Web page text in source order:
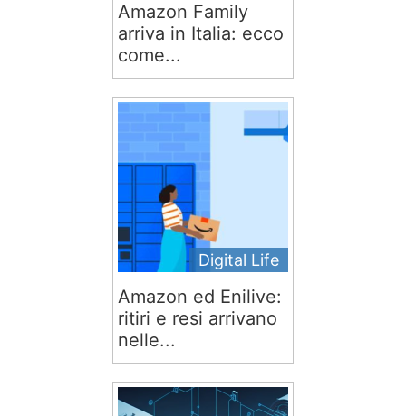
Amazon Family
arriva in Italia: ecco
come...
Digital Life
Amazon ed Enilive:
ritiri e resi arrivano
nelle...